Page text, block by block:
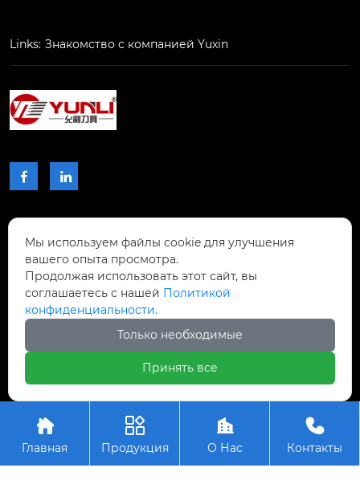
kgdsr1616jx-1.3b
цвет...
Links: Знакомство с компанией Yuxin
 
КОНТАКТЫ

Проспект Чжибиян № 2, Донхупин, город
Тайпин, уезд Шисин, город Шаогуань,
провинция Гуандун, Китай.
+8617768809996
Авторское право © ООО Шаогуань Юсинь
Прецизионные режущие инструменты

Главная

Продукция

О Нас

Контакты
Мы используем файлы cookie для улучшения
вашего опыта просмотра.
Продолжая использовать этот сайт, вы
соглашаетесь с нашей Политикой
конфиденциальности.
Только необходимые
Принять все